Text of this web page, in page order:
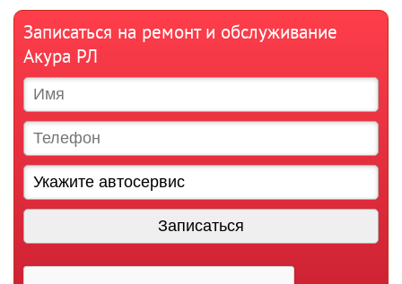
Записаться на ремонт и обслуживание
Акура РЛ